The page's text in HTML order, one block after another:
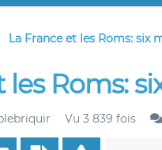
La France et les Roms: six
les Roms:
Vu 3 839 fois